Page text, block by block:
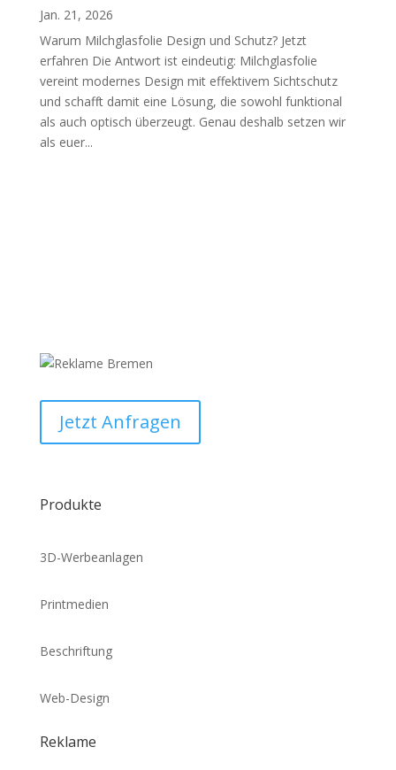
Jan. 21, 2026
Warum Milchglasfolie Design und Schutz? Jetzt
erfahren Die Antwort ist eindeutig: Milchglasfolie
vereint modernes Design mit effektivem Sichtschutz
und schafft damit eine Lösung, die sowohl funktional
als auch optisch überzeugt. Genau deshalb setzen wir
als euer...
Jetzt Anfragen
Produkte
3D-Werbeanlagen
Printmedien
Beschriftung
Web-Design
Reklame